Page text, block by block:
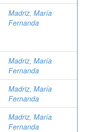
Madriz, María
Fernanda
Madriz, María
Fernanda
Madriz, María
Fernanda
Madriz, María
Fernanda